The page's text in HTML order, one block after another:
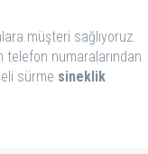
müşteri sağlıyoruz.
telefon numaralarından
sürme sineklik